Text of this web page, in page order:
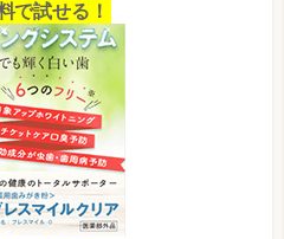
で試せる！